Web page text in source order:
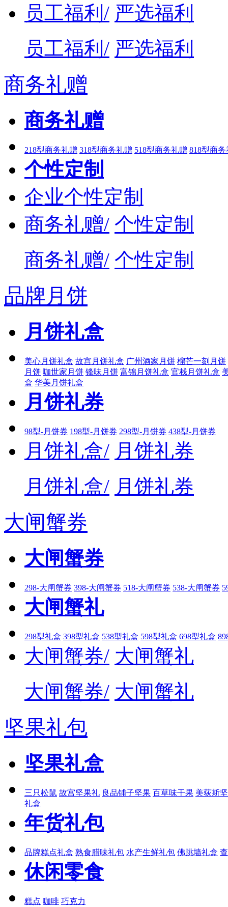
员工福利/ 严选福利
员工福利/ 严选福利
商务礼赠
商务礼赠
218型商务礼赠 318型商务礼赠 518型商务礼赠 818型商务
个性定制
企业个性定制
商务礼赠/ 个性定制
商务礼赠/ 个性定制
品牌月饼
月饼礼盒
美心月饼礼盒 故宫月饼礼盒 广州酒家月饼 榴芒一刻月饼
月饼 咖世家月饼 锋味月饼 富锦月饼礼盒 官栈月饼礼盒
盒 华美月饼礼盒
月饼礼券
98型-月饼券 198型-月饼券 298型-月饼券 438型-月饼券
月饼礼盒/ 月饼礼券
月饼礼盒/ 月饼礼券
大闸蟹券
大闸蟹券
298-大闸蟹券 398-大闸蟹券 518-大闸蟹券 538-大闸蟹券
大闸蟹礼
298型礼盒 398型礼盒 538型礼盒 598型礼盒 698型礼盒
大闸蟹券/ 大闸蟹礼
大闸蟹券/ 大闸蟹礼
坚果礼包
坚果礼盒
三只松鼠 故宫坚果礼 良品铺子坚果 百草味干果 美荻斯
礼盒
年货礼包
品牌糕点礼盒 熟食腊味礼包 水产生鲜礼包 佛跳墙礼盒
休闲零食
糕点 咖啡 巧克力